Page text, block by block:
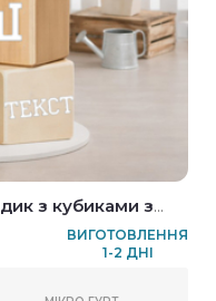
з кубиками з
ВИГОТОВЛЕННЯ
1-2 ДНІ